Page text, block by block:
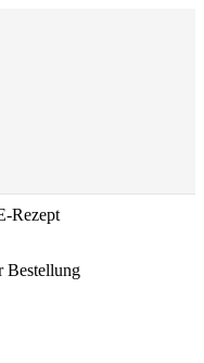
Rezept
Bestellung